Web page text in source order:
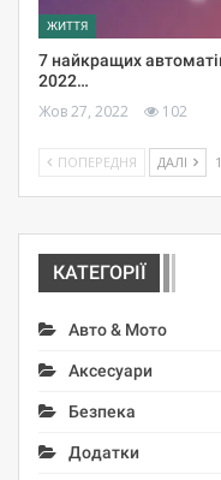
ЖИТТЯ
7 найкращих
2022…
Жов 27, 2022 102
ПОПЕРЕДНЯ ДАЛІ
КАТЕГОРІЇ
Авто & Мото
Аксесуари
Безпека
Додатки